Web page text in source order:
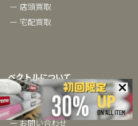
ー 店頭買取
ー 宅配買取
ベクトルについて
ー ブランドコラム
ー 会社概要
ー お問い合わせ